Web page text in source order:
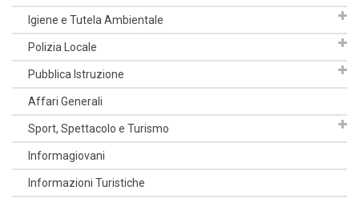
Igiene e Tutela Ambientale
Polizia Locale
Pubblica Istruzione
Affari Generali
Sport, Spettacolo e Turismo
Informagiovani
Informazioni Turistiche